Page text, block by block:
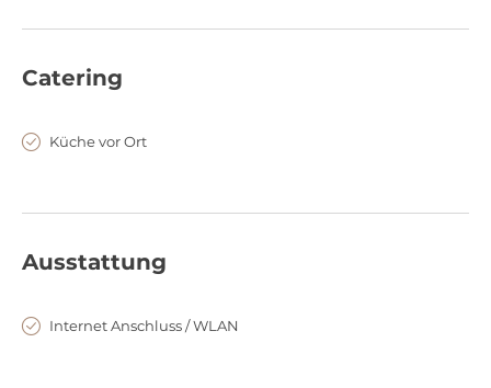
Catering
Küche vor Ort
Ausstattung
Internet Anschluss / WLAN